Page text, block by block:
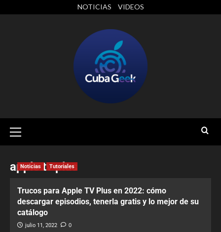
NOTICIAS VIDEOS
apple tv plus
Noticias Tutoriales
Trucos para Apple TV Plus en 2022: cómo
descargar episodios, tenerla gratis y lo mejor de su
catálogo
julio 11, 2022 0